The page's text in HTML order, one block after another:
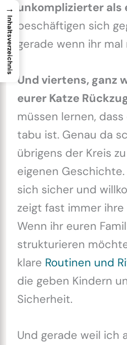
unkomplizierter als
beschäftigen sich
gerade wenn ihr
Und viertens, ganz
eurer Katze
müssen lernen,
tabu ist. Genau da
übrigens der Kreis
eigenen Geschichte.
sich sicher und
zeigt fast immer
Wenn ihr euren
strukturieren
klare Routinen und
die geben Kindern
Sicherheit.
Und gerade weil ich
→
Inhaltsverzeichnis